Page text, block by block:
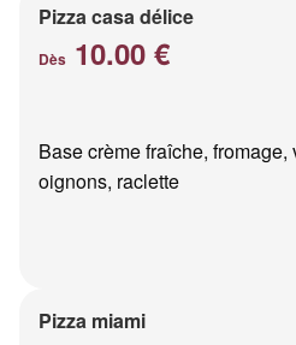
Pizza casa délice
Dès 10.00 €
Base crème fraîche,
oignons, raclette
Pizza miami